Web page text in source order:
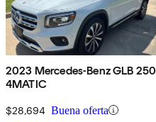
2023 Mercedes-Benz GLB 250
4MATIC
$28,694 Buena oferta